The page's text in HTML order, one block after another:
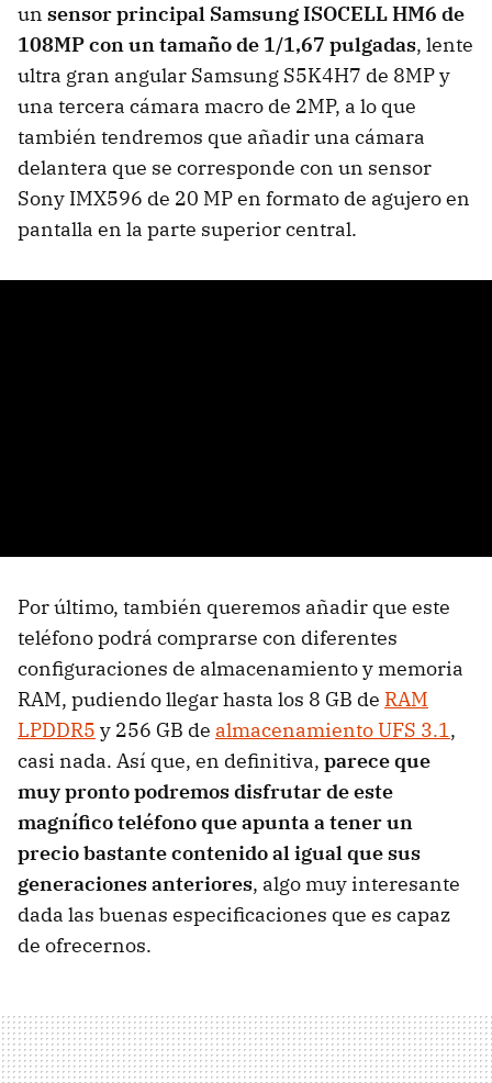
un sensor principal Samsung ISOCELL HM6 de
108MP con un tamaño de 1/1,67 pulgadas, lente
ultra gran angular Samsung S5K4H7 de 8MP y
una tercera cámara macro de 2MP, a lo que
también tendremos que añadir una cámara
delantera que se corresponde con un sensor
Sony IMX596 de 20 MP en formato de agujero en
pantalla en la parte superior central.
Por último, también queremos añadir que este
teléfono podrá comprarse con diferentes
configuraciones de almacenamiento y memoria
RAM, pudiendo llegar hasta los 8 GB de RAM
LPDDR5 y 256 GB de almacenamiento UFS 3.1,
casi nada. Así que, en definitiva, parece que
muy pronto podremos disfrutar de este
magnífico teléfono que apunta a tener un
precio bastante contenido al igual que sus
generaciones anteriores, algo muy interesante
dada las buenas especificaciones que es capaz
de ofrecernos.